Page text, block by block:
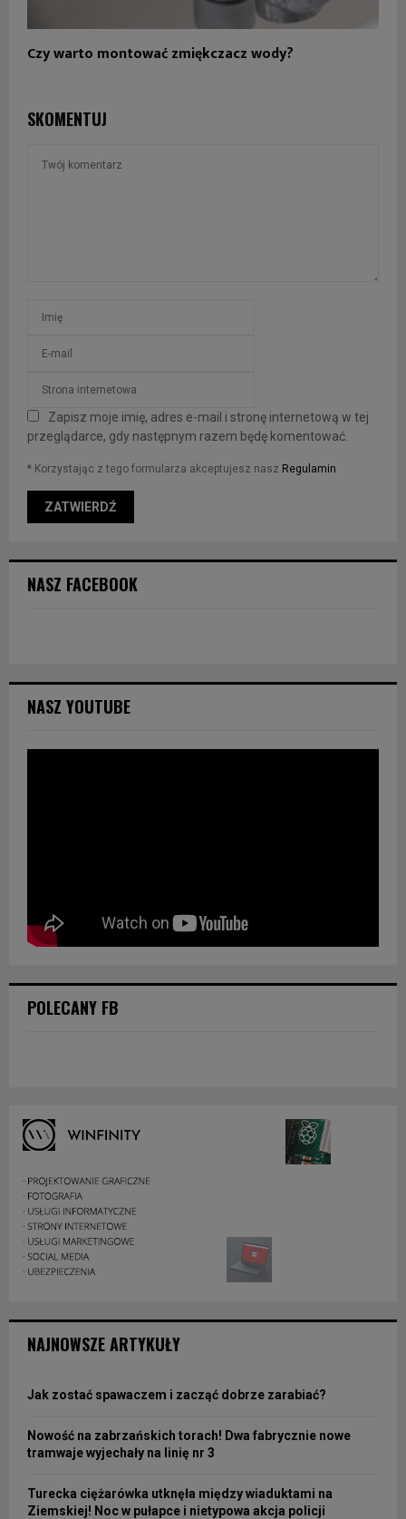
Czy warto montować zmiękczacz wody?
SKOMENTUJ
Zapisz moje imię, adres e-mail i stronę internetową w tej
przeglądarce, gdy następnym razem będę komentować.
* Korzystając z tego formularza akceptujesz nasz Regulamin
NASZ FACEBOOK
NASZ YOUTUBE
POLECANY FB
NAJNOWSZE ARTYKUŁY
Jak zostać spawaczem i zacząć dobrze zarabiać?
Nowość na zabrzańskich torach! Dwa fabrycznie nowe
tramwaje wyjechały na linię nr 3
Turecka ciężarówka utknęła między wiaduktami na
Ziemskiej! Noc w pułapce i nietypowa akcja policji